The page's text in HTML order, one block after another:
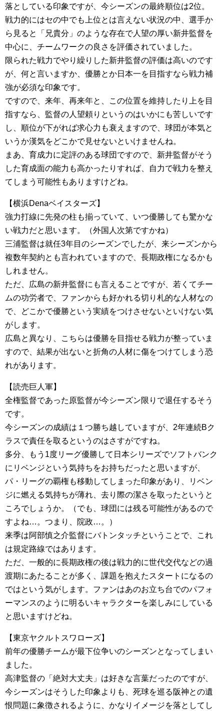
落としている印象ですが、今シーズンの最終順位は2位。
戦力的にはセの中でも上位とは言えない状況の中、選手か
ら見ると「兄貴分」のような存在で人望の厚い新井監督を
中心に、チームワークの良さを評価されていました。
限られた戦力でやり繰りした新井監督の評価は高いのです
が、何と言いますか、優勝とか日本一を目指すなら戦力補
強が必須な印象です。
ですので、来年、再来年と、この位置を維持したり上を目
指すなら、監督の人望頼りというのはいかにも苦しいです
し、順位が下がれば求心力も衰えますので、球団が本気と
いうか漢気をどこかで見せないといけませんね。
まあ、育成力に定評のある球団ですので、新井監督がそう
した育成面の能力も高かったりすれば、自力で戦力を整え
てしまう可能性もありますけどね。
【横浜Denaベイスターズ】
強力打線に先発の柱も揃っていて、いつ優勝しても驚かな
い戦力だと思います。（外国人次第ですかね）
三浦監督は就任3年目のシーズンでしたが、来シーズンから
複数年契約とも言われていますので、長期政権になるかも
しれません。
ただ、広島の新井監督にも言えることですが、若くてチー
ムの功労者で、ファンからも好かれる切り札的な人材なの
で、どこかで優勝という実績をつけさせないといけない気
がします。
広島と異なり、こちらは優勝を目指せる戦力が整っていま
すので、結果が出ないと折角の人材に傷をつけてしまう恐
れがあります。
【読売巨人軍】
全権監督であった原監督が今シーズン限りで退任するそう
です。
今シーズンの成績は１つ勝ち越していますが、2年連続Bク
ラスで責任を取るというのはさすがですね。
多分、もう1度リーグ優勝して日本シリーズでソフトバンク
にリベンジという気持ちをお持ちだったと思いますが、
パ・リーグの覇権も移動してしまった印象があり、リベン
ジに燃える気持ちが薄れ、去り際の潔さを取ったというと
ころでしょうか。（でも、球団には残る可能性があるので
すよね…。つまり、院政…。）
来季は阿部慎之介監督にバトンタッチということで、これ
は規定路線ではあります。
ただ、一般的に長期政権の後は戦力的に世代交代などの過
渡期にあたることが多く、課題を抱えたスタートになるの
ではという気がします。ファンはあのお立ち台でのパフォ
ーマンスのように明るいキャラクターを楽しみにしている
と思いますけどね。
【東京ヤクルトスワローズ】
前年の優勝チームが最下位争いのシーズンとなってしまい
ました。
高津監督の「絶対大丈夫」は好きな言葉だったのですが、
今シーズンはそうした印象よりも、死球を巡る阪神との遺
恨問題に象徴されるように、かなりイメージを落としてし